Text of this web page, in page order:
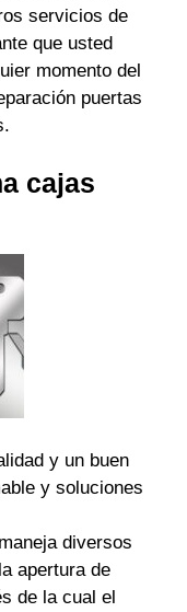
servicios de
que usted
momento del
puertas
cajas
y un buen
y soluciones
diversos
apertura de
de la cual el